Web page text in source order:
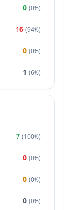
0 (0%)
16 (94%)
0 (0%)
1 (6%)
7 (100%)
0 (0%)
0 (0%)
0 (0%)